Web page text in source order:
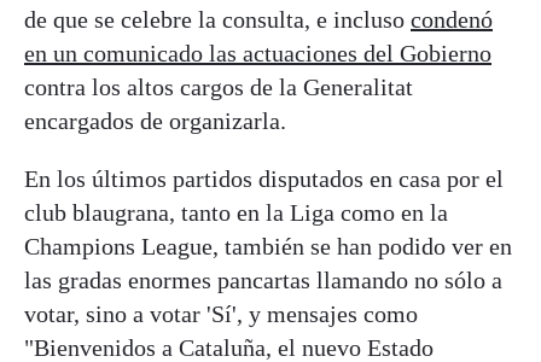
de que se celebre la consulta, e incluso condenó
en un comunicado las actuaciones del Gobierno
contra los altos cargos de la Generalitat
encargados de organizarla.
En los últimos partidos disputados en casa por el
club blaugrana, tanto en la Liga como en la
Champions League, también se han podido ver en
las gradas enormes pancartas llamando no sólo a
votar, sino a votar 'Sí', y mensajes como
"Bienvenidos a Cataluña, el nuevo Estado